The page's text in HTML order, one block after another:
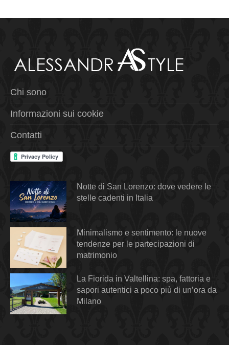
Chi sono
Informazioni sui cookie
Contatti
Notte di San Lorenzo: dove vedere le
stelle cadenti in Italia
Minimalismo e sentimento: le nuove
tendenze per le partecipazioni di
matrimonio
La Fiorida in Valtellina: spa, fattoria e
sapori autentici a poco più di un’ora da
Milano